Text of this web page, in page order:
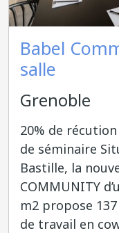
Babel
salle
Grenoble
20% de
de séminaire
Bastille, la
COMMUNITY
m2 propose
de travail en